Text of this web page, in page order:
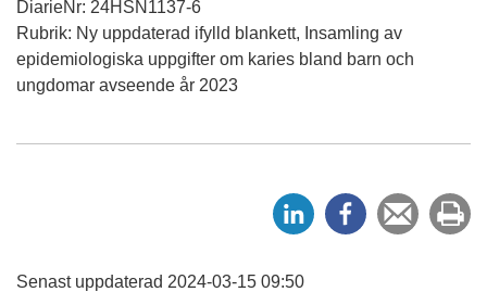
DiarieNr: 24HSN1137-6
Rubrik: Ny uppdaterad ifylld blankett, Insamling av
epidemiologiska uppgifter om karies bland barn och
ungdomar avseende år 2023
e
e
Tipsa
en
ut
Senast uppdaterad 2024-03-15 09:50